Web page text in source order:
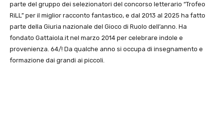
parte del gruppo dei selezionatori del concorso letterario “Trofeo
RiLL” per il miglior racconto fantastico, e dal 2013 al 2025 ha fatto
parte della Giuria nazionale del Gioco di Ruolo dell’anno. Ha
fondato Gattaiola.it nel marzo 2014 per celebrare indole e
provenienza. 64/! Da qualche anno si occupa di insegnamento e
formazione dai grandi ai piccoli.